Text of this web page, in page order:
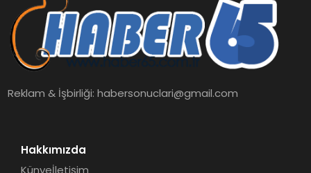
Reklam & İşbirliği:habersonuclari@gmail.com
Hakkımızda
Künyeİletişim